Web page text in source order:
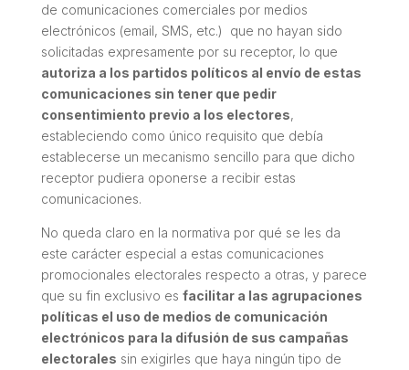
de comunicaciones comerciales por medios
electrónicos (email, SMS, etc.) que no hayan sido
solicitadas expresamente por su receptor, lo que
autoriza a los partidos políticos al envío de estas
comunicaciones sin tener que pedir
consentimiento previo a los electores,
estableciendo como único requisito que debía
establecerse un mecanismo sencillo para que dicho
receptor pudiera oponerse a recibir estas
comunicaciones.
No queda claro en la normativa por qué se les da
este carácter especial a estas comunicaciones
promocionales electorales respecto a otras, y parece
que su fin exclusivo es facilitar a las agrupaciones
políticas el uso de medios de comunicación
electrónicos para la difusión de sus campañas
electorales sin exigirles que haya ningún tipo de